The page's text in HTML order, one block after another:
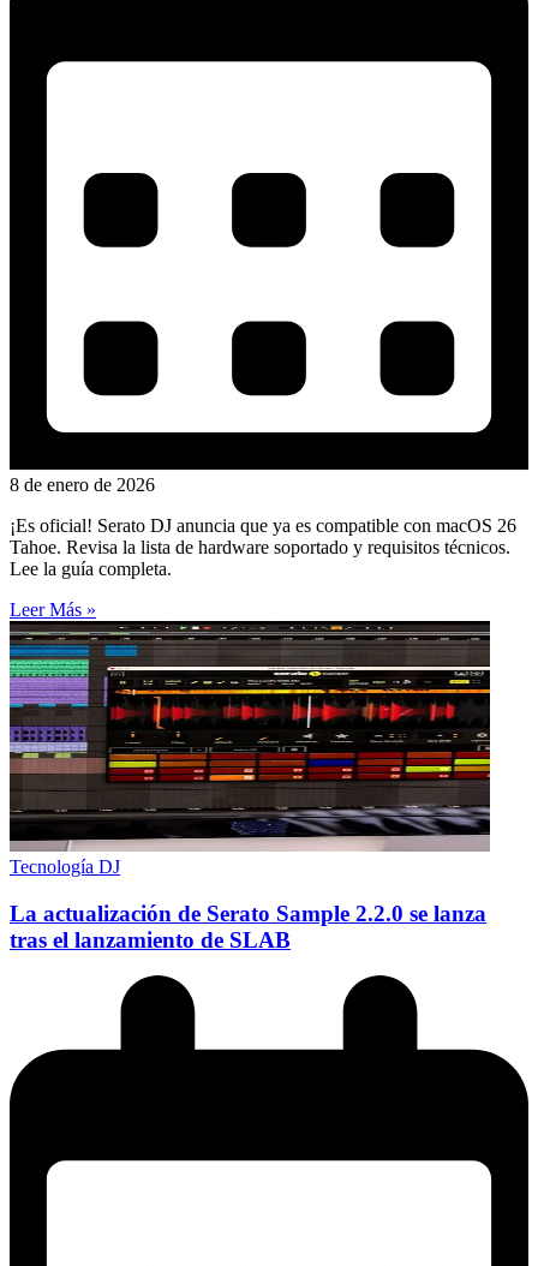
8 de enero de 2026
¡Es oficial! Serato DJ anuncia que ya es compatible con macOS 26
Tahoe. Revisa la lista de hardware soportado y requisitos técnicos.
Lee la guía completa.
Leer Más »
Tecnología DJ
La actualización de Serato Sample 2.2.0 se lanza
tras el lanzamiento de SLAB